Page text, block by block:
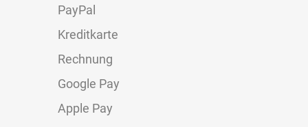
PayPal
Kreditkarte
Rechnung
Google Pay
Apple Pay